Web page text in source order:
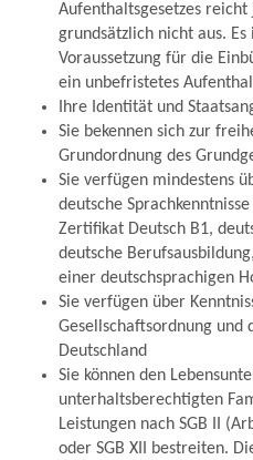
Aufenthaltsgesetzes
grundsätzlich nicht aus.
Voraussetzung für die
ein unbefristetes
Ihre Identität und
Sie bekennen sich zur
Grundordnung des
Sie verfügen mindestens
deutsche
Zertifikat Deutsch B1,
deutsche
einer deutschsprachigen
Sie verfügen über
Gesellschaftsordnung und
Deutschland
Sie können den
unterhaltsberechtigten
Leistungen nach SGB II
oder SGB XII bestreiten.